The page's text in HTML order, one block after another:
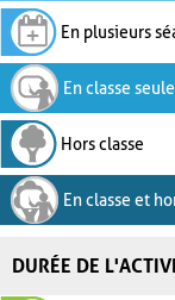
En plusieurs
En classe
Hors classe
En classe et
DURÉE DE